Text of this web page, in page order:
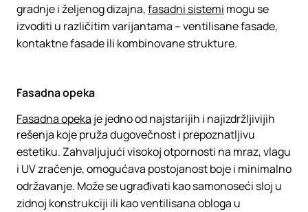
gradnje i željenog dizajna,fasadni sistemi mogu se
izvoditi u različitim varijantama – ventilisane fasade,
kontaktne fasade ili kombinovane strukture.
Fasadna opeka
Fasadna opeka je jedno od najstarijih i najizdržljivijih
rešenja koje pruža dugovečnost i prepoznatljivu
estetiku. Zahvaljujući visokoj otpornosti na mraz, vlagu
i UV zračenje, omogućava postojanost boje i minimalno
održavanje. Može se ugrađivati kao samonoseći sloj u
zidnoj konstrukciji ili kao ventilisana obloga u